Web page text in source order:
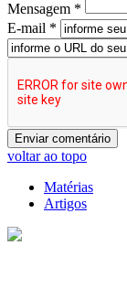
Mensagem *
E-mail *
voltar ao topo
Matérias
Artigos